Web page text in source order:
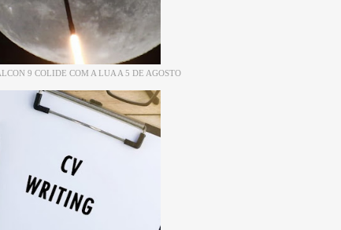
9 COLIDE COM A LUA A 5 DE AGOSTO